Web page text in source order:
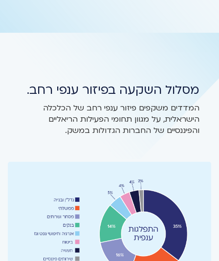
מסלול השקעה בפיזור ענפי רחב.
המדדים משקפים פיזור ענפי רחב של הכלכלה
הישראלית, על מגוון תחומי הפעילות הריאליים
והפיננסיים של החברות הגדולות במשק.